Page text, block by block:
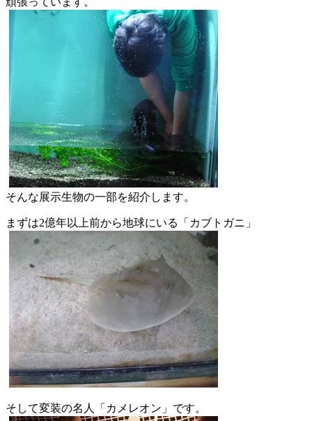
そんな展示生物の一部を紹介します。
まずは2億年以上前から地球にいる「カブトガニ」
そして変装の名人「カメレオン」です。